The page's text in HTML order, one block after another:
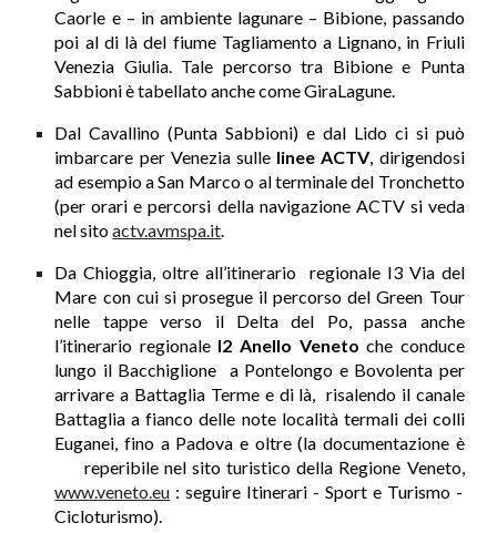
Caorle e – in ambiente lagunare – Bibione, passando
poi al di là del fiume Tagliamento a Lignano, in Friuli
Venezia Giulia. Tale percorso tra Bibione e Punta
Sabbioni è tabellato anche come GiraLagune.
Dal Cavallino (Punta Sabbioni) e dal Lido ci si può
imbarcare per Venezia sulle linee ACTV, dirigendosi
ad esempio a San Marco o al terminale del Tronchetto
(per orari e percorsi della navigazione ACTV si veda
nel sitoactv.avmspa.it.
Da Chioggia, oltre all’itinerario
regionale I3 Via del
Mare con cui si prosegue il percorso del Green Tour
nelle tappe verso il Delta del Po, passa anche
l’itinerario regionale I2 Anello Veneto che conduce
lungo il Bacchiglione a Pontelongo e Bovolenta per
arrivare a Battaglia Terme e di là, risalendo il canale
Battaglia a fianco delle note località termali dei colli
Euganei, fino a Padova e oltre (la documentazione è
reperibile nel sito turistico della Regione Veneto,
www.veneto.eu : seguire Itinerari - Sport e Turismo -
Cicloturismo).